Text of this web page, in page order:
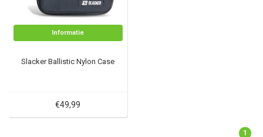
Informatie
Slacker Ballistic Nylon Case
€49,99
1